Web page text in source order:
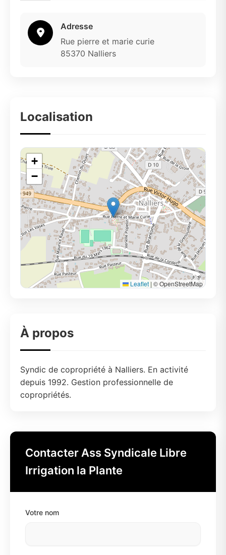
Adresse
Rue pierre et marie curie
85370 Nalliers
Localisation
+
−
Leaflet | © OpenStreetMap
À propos
Syndic de copropriété à Nalliers. En activité
depuis 1992. Gestion professionnelle de
copropriétés.
Contacter Ass Syndicale Libre
Irrigation la Plante
Votre nom